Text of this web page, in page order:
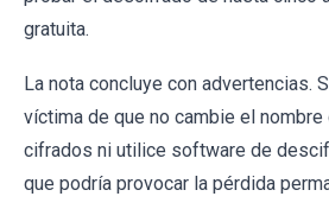
gratuita.
La nota concluye con advertencias.
víctima de que no cambie el
cifrados ni utilice software de
que podría provocar la pérdida